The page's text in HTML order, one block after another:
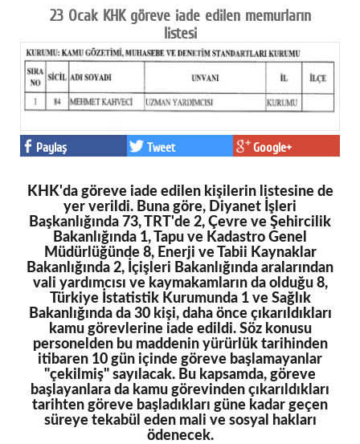
Spor
Eğitim
Medya
Dünya
Bilim
Kültür-sanat
Sağlık
Yazarlar
Künye
İletişim
A24 SOSYAL MEDYA
23 Ocak KHK göreve iade edilen memurların
listesi
Paylaş Tweet Google+
KHK'da göreve iade edilen kişilerin listesine de
yer verildi. Buna göre, Diyanet İşleri
Başkanlığında 73, TRT'de 2, Çevre ve Şehircilik
Bakanlığında 1, Tapu ve Kadastro Genel
Müdürlüğünde 8, Enerji ve Tabii Kaynaklar
Bakanlığında 2, İçişleri Bakanlığında aralarından
vali yardımcısı ve kaymakamların da olduğu 8,
Türkiye İstatistik Kurumunda 1 ve Sağlık
Bakanlığında da 30 kişi, daha önce çıkarıldıkları
kamu görevlerine iade edildi. Söz konusu
personelden bu maddenin yürürlük tarihinden
itibaren 10 gün içinde göreve başlamayanlar
"çekilmiş" sayılacak. Bu kapsamda, göreve
başlayanlara da kamu görevinden çıkarıldıkları
tarihten göreve başladıkları güne kadar geçen
süreye tekabül eden mali ve sosyal hakları
ödenecek.